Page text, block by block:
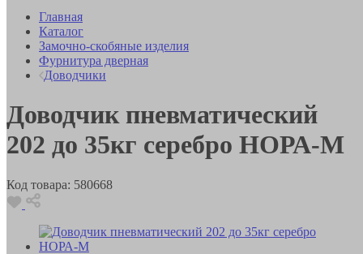
Главная
Каталог
Замочно-скобяные изделия
Фурнитура дверная
Доводчики
Доводчик пневматический
202 до 35кг серебро НОРА-М
Код товара: 580668